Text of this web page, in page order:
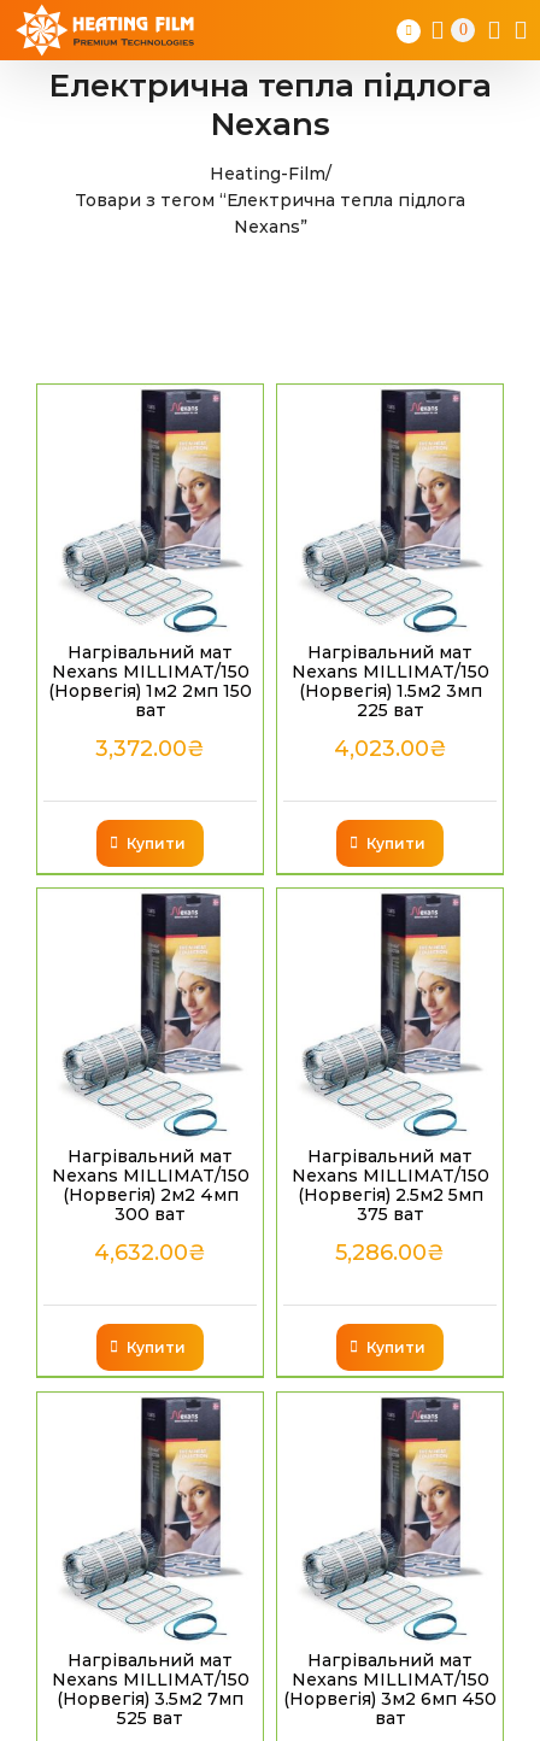
Skip
content
0
Електрична тепла підлога
Nexans
Heating-Film/
Товари з тегом “Електрична тепла підлога
Nexans”
Нагрівальний мат
Nexans MILLIMAT/150
(Норвегія) 1м2 2мп 150
ват
3,372.00₴
Купити
Нагрівальний мат
Nexans MILLIMAT/150
(Норвегія) 1.5м2 3мп
225 ват
4,023.00₴
Купити
Нагрівальний мат
Nexans MILLIMAT/150
(Норвегія) 2м2 4мп
300 ват
4,632.00₴
Купити
Нагрівальний мат
Nexans MILLIMAT/150
(Норвегія) 2.5м2 5мп
375 ват
5,286.00₴
Купити
Нагрівальний мат
Nexans MILLIMAT/150
(Норвегія) 3.5м2 7мп
525 ват
Нагрівальний мат
Nexans MILLIMAT/150
(Норвегія) 3м2 6мп 450
ват